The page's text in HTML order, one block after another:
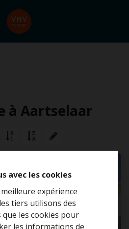
avec les cookies
expérience
tiers utilisons des
les cookies pour
les informations de
à Aartselaar